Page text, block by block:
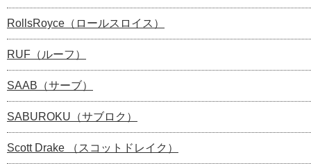
RollsRoyce（ロールスロイス）
RUF（ルーフ）
SAAB（サーブ）
SABUROKU（サブロク）
Scott Drake （スコットドレイク）